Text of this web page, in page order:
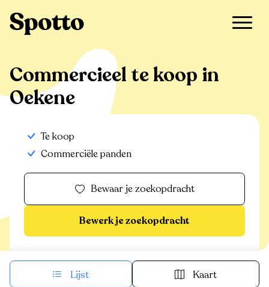
Oekene >
Commercieel te koop in
Oekene
Te koop
Commerciële panden
Bewaar je zoekopdracht
Bewerk je zoekopdracht
Lijst Kaart